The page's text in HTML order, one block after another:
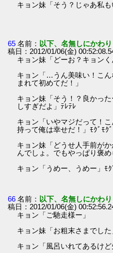
キョン妹「そう？じゃあ私も
65 名前： 以下、名無しにかわ
稿日：2012/01/06(金)
キョン妹「どーお？キョンく
キョン「…うん美味い！こ
まれて初めてだ！」
キョン妹「そう！？良かっ
しすぎだよ」ﾃﾚﾃﾚ
キョン「いやマジだって！
持って俺は幸せだ！」ﾓｸﾞﾓｸﾞ
キョン妹「どうせ人手前が
んでしょ。でもやっぱり褒
キョン「うめー、うめー」ﾓｸ
66 名前： 以下、名無しにかわ
稿日：2012/01/06(金)
キョン「ご馳走様ー」
キョン妹「お粗末さまでした
キョン「風呂いれてあるけど